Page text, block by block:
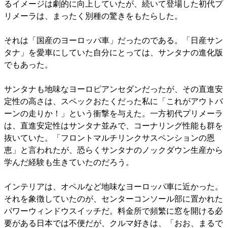
るイメージは劇的に向上していたが、続いて登場した初代プ
リメーラは、まったく別種の驚きをもたらした。
それは「国産のヨーロッパ車」だったのである。「日産サン
タナ」を愛車にしていた自分にとっては、サンタナの進化版
でもあった。
サンタナも地味なヨーロピアンセダンだったが、その直進安
定性の高さは、スペックおたくだった私に「これがアウトバ
ーンの走りか！」という衝撃を与えた。一方初代プリメーラ
は、直進安定性はサンタナ並みで、コーナリング性能も群を
抜いていた。「フロントマルチリンクサスペンションの恩
恵」と言われたが、恐らくサンタナのノックダウン生産から
学んだ経験も生きていたのだろう。
インテリアは、オペルなど地味なヨーロッパ車に近かった。
それを象徴していたのが、センターコンソール部に置かれた
パワーウィンドウスイッチだ。料金所で頻繁に窓を開ける必
要がある日本では不便だが、クルマ好きは、「おお、まるで